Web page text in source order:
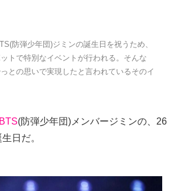
防弾少年団)ジミンの誕生日を祝うため、
トで特別なイベントが行われる。そんな
との思いで実現したと言われているそのイ
BTS(防弾少年団)メンバージミンの、26
日だ。